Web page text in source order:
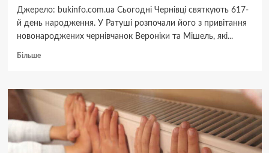
Джерело: bukinfo.com.ua Сьогодні Чернівці святкують 617-
й день народження. У Ратуші розпочали його з привітання
новонароджених чернівчанок Вероніки та Мішель, які...
БільшеДокладніше
почесні
громадяни
лауреати
Муніципальної
відзнаки